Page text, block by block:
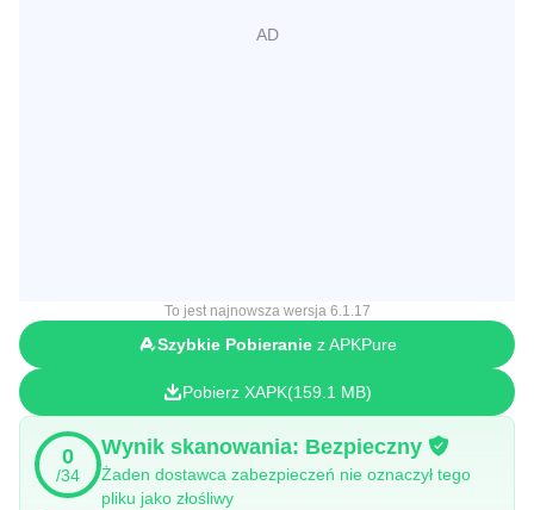
To jest najnowsza wersja 6.1.17
Szybkie Pobieraniez APKPure
Pobierz XAPK 159.1 MB
0
/34
Wynik skanowania: Bezpieczny
Żaden dostawca zabezpieczeń nie oznaczył tego
pliku jako złośliwy